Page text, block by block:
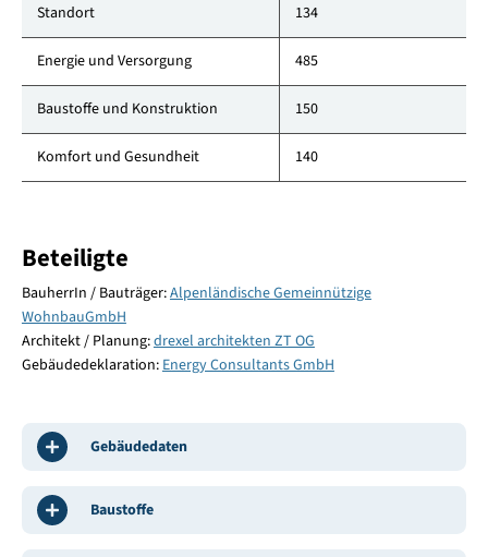
Standort 134
Energie und Versorgung 485
Baustoffe und Konstruktion 150
Komfort und Gesundheit 140
Beteiligte
BauherrIn / Bauträger:Alpenländische Gemeinnützige
WohnbauGmbH
Architekt / Planung:drexel architekten ZT OG
Gebäudedeklaration: Energy Consultants GmbH
Gebäudedaten
Baustoffe